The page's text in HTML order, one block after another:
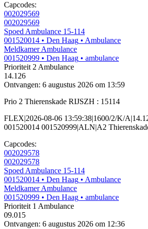
Capcodes:
002029569
002029569
Spoed Ambulance 15-114
001520014 • Den Haag • Ambulance
Meldkamer Ambulance
001520999 • Den Haag • ambulance
Prioriteit 2 Ambulance
14.126
Ontvangen: 6 augustus 2026 om 13:59
Prio 2 Thierenskade RIJSZH : 15114
FLEX|2026-08-06 13:59:38|1600/2/K/
001520014 001520999|ALN|A2
Capcodes:
002029578
002029578
Spoed Ambulance 15-114
001520014 • Den Haag • Ambulance
Meldkamer Ambulance
001520999 • Den Haag • ambulance
Prioriteit 1 Ambulance
09.015
Ontvangen: 6 augustus 2026 om 12:36